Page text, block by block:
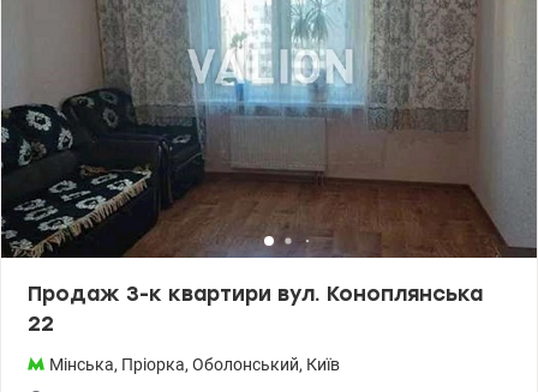
Продаж 3-к квартири вул. Коноплянська
22
Мінська, Пріорка, Оболонський, Київ